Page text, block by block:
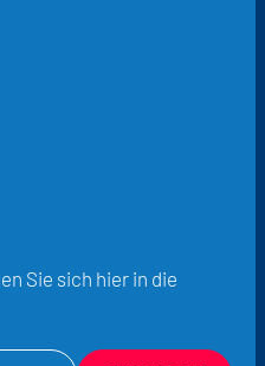
mit einer
Schule,
o. Ä. im
Sie sich hier in die